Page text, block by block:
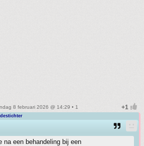
8 februari 2026 @ 14:29 • 1
na een behandeling bij een